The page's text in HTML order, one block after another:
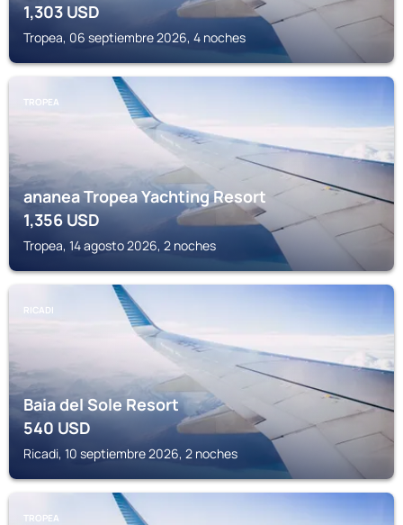
1,303USD
Tropea, 06 septiembre 2026, 4 noches
TROPEA
ananea Tropea Yachting Resort
1,356 USD
Tropea, 14 agosto 2026, 2 noches
RICADI
Baia del Sole Resort
540USD
Ricadi, 10 septiembre 2026, 2 noches
TROPEA